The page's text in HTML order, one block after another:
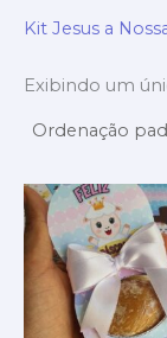
Kit Jesus a
Exibindo um